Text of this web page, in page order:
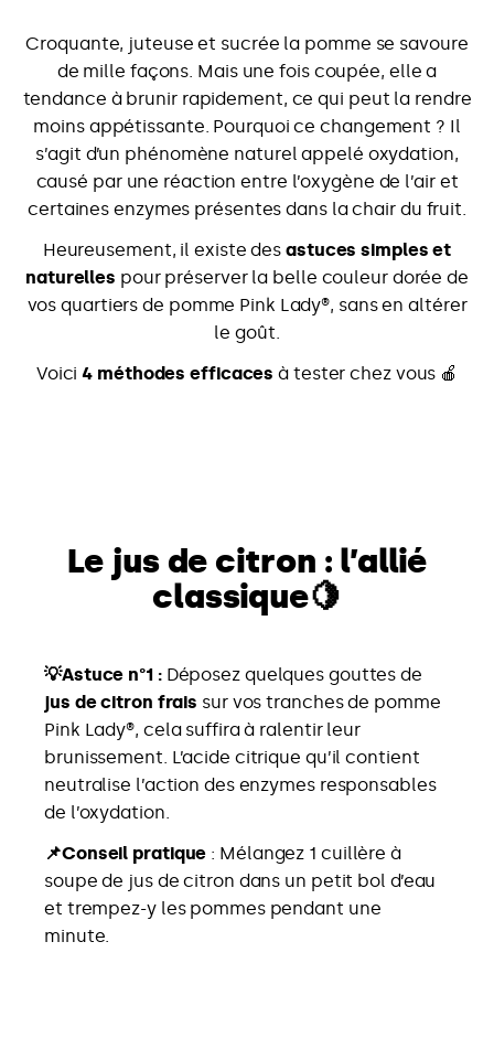
Croquante, juteuse et sucrée la pomme se savoure
de mille façons. Mais une fois coupée, elle a
tendance à brunir rapidement, ce qui peut la rendre
moins appétissante. Pourquoi ce changement ? Il
s’agit d’un phénomène naturel appelé oxydation,
causé par une réaction entre l’oxygène de l’air et
certaines enzymes présentes dans la chair du fruit.
Heureusement, il existe des astuces simples et
naturelles pour préserver la belle couleur dorée de
vos quartiers de pomme Pink Lady®, sans en altérer
le goût.
Voici4 méthodes efficaces à tester chez vous 🍎
Le jus de citron : l’allié
classique🍋
💡Astuce n°1 :Déposez quelques gouttes de
jus de citron frais sur vos tranches de pomme
Pink Lady®, cela suffira à ralentir leur
brunissement. L’acide citrique qu’il contient
neutralise l’action des enzymes responsables
de l’oxydation.
📌Conseil pratique : Mélangez 1 cuillère à
soupe de jus de citron dans un petit bol d’eau
et trempez-y les pommes pendant une
minute.